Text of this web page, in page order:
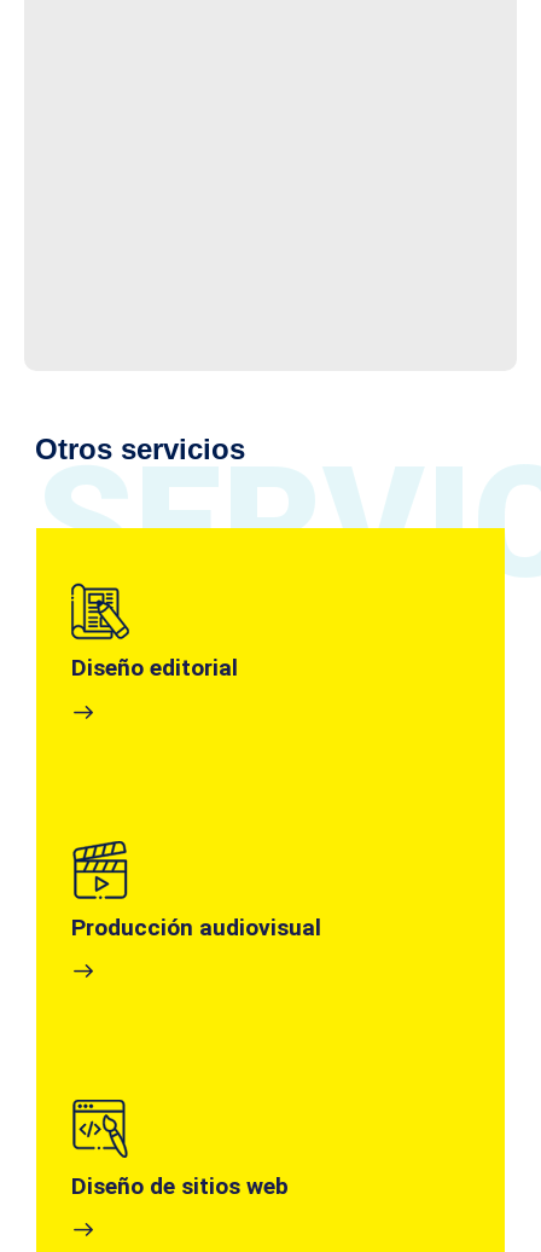
Otros servicios
Diseño editorial
Producción audiovisual
Diseño de sitios web